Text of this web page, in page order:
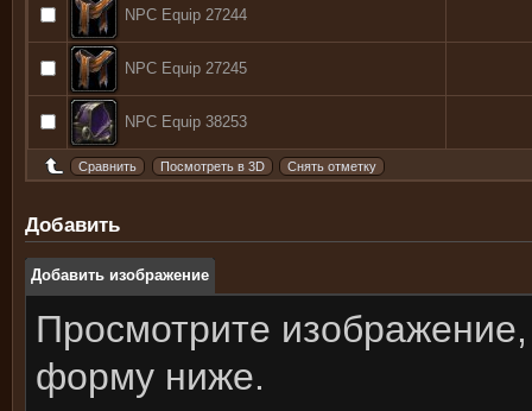
NPC Equip 27244
NPC Equip 27245
NPC Equip 38253
Добавить
Добавить изображение
Просмотрите изображение,
форму ниже.